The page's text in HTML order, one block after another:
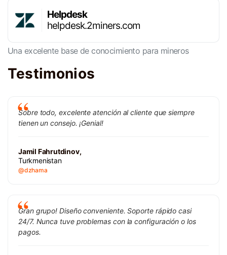
Helpdesk
helpdesk.2miners.com
Una excelente base de conocimiento para mineros
Testimonios
Sobre todo, excelente atención al cliente que siempre
tienen un consejo. ¡Genial!
Jamil Fahrutdinov,
Turkmenistan
@dzhama
Gran grupo! Diseño conveniente. Soporte rápido casi
24/7. Nunca tuve problemas con la configuración o los
pagos.